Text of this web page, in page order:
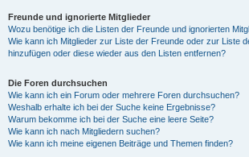
Freunde und ignorierte Mitglieder
Wozu benötige ich die Listen der Freunde und ignorierten
Wie kann ich Mitglieder zur Liste der Freunde oder zur Liste
hinzufügen oder diese wieder aus den Listen entfernen?
Die Foren durchsuchen
Wie kann ich ein Forum oder mehrere Foren durchsuchen?
Weshalb erhalte ich bei der Suche keine Ergebnisse?
Warum bekomme ich bei der Suche eine leere Seite?
Wie kann ich nach Mitgliedern suchen?
Wie kann ich meine eigenen Beiträge und Themen finden?